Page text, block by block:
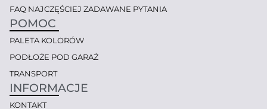
FAQ NAJCZĘŚCIEJ ZADAWANE PYTANIA
POMOC
PALETA KOLORÓW
PODŁOŻE POD GARAŻ
TRANSPORT
INFORMACJE
KONTAKT